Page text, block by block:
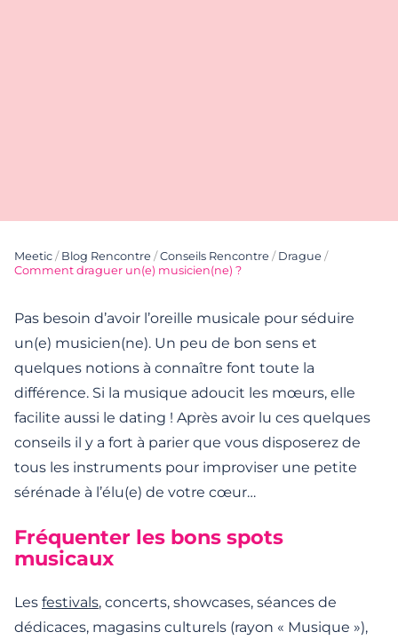
Meetic / Blog Rencontre /Conseils Rencontre / Drague /
Comment draguer un(e) musicien(ne) ?
Pas besoin d’avoir l’oreille musicale pour séduire
un(e) musicien(ne). Un peu de bon sens et
quelques notions à connaître font toute la
différence. Si la musique adoucit les mœurs, elle
facilite aussi le dating ! Après avoir lu ces quelques
conseils il y a fort à parier que vous disposerez de
tous les instruments pour improviser une petite
sérénade à l’élu(e) de votre cœur…
Fréquenter les bons spots
musicaux
Les festivals, concerts, showcases, séances de
dédicaces, magasins culturels (rayon « Musique »),